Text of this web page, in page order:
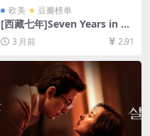
欧美 豆瓣榜单
[西藏七年]Seven Years in Ti
bet(1997)[百度网盘+夸克网
盘1080P超清未删减资源][网
盘在线播放/下载][MP4/8.8G
B][中文字幕][视频文件+防和
谐加密压缩包]
3 月前 2.91